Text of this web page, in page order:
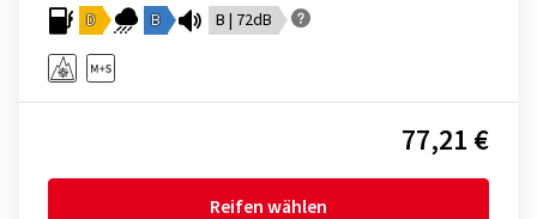
D B B | 72dB
77,21 €
Reifen wählen